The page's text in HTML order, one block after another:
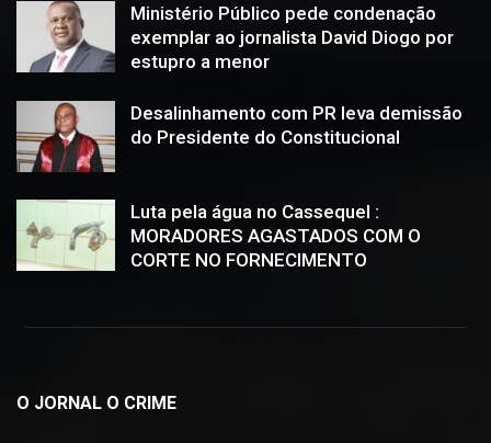
Ministério Público pede condenação
exemplar ao jornalista David Diogo por
estupro a menor
Desalinhamento com PR leva demissão
do Presidente do Constitucional
Luta pela água no Cassequel :
MORADORES AGASTADOS COM O
CORTE NO FORNECIMENTO
O JORNAL O CRIME